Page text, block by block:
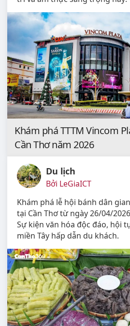
Khám phá TTTM Vincom
Cần Thơ năm 2026
Du lịch
Bởi LeGiaICT
Khám phá lễ hội bánh dân
tại Cần Thơ từ ngày 26/04/
Sự kiện văn hóa độc đáo, hội
miền Tây hấp dẫn du khách.